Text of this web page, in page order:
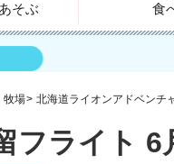
あそぶ 食
牧場 北海道ライオンアドベンチ
フライト 6